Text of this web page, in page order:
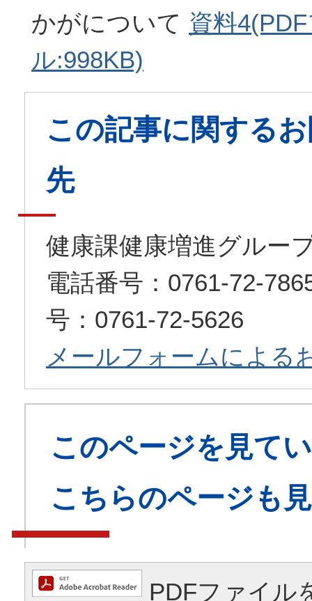
かがについて 資料
ル:998KB)
この記事に関する
先
健康課健康増進グルー
電話番号：0761-72-
号：0761-72-5626
メールフォームによる
このページを見て
こちらのページも
PDFファイル